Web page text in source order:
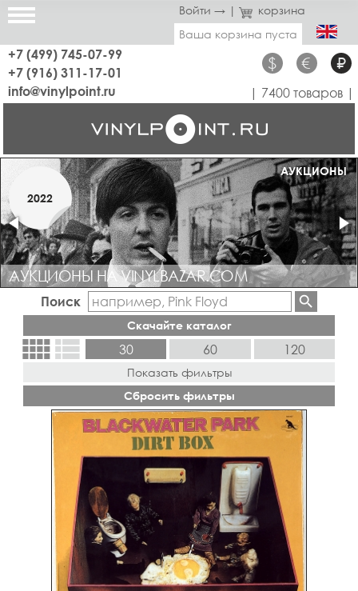
Войти → |
корзина
Ваша корзина пуста
+7 (499) 745-07-99
+7 (916) 311-17-01
$ € ₽
info@vinylpoint.ru | 7400 товаров |
МАГАЗИН ОТКРЫТ
МАРТ
2019
АУКЦИОНЫ
2022
АУКЦИОНЫ НА VINYLBAZAR.COM
Поиск
Скачайте каталог
view_comfyview_list 30 60 120
Показать фильтры
Сбросить фильтры